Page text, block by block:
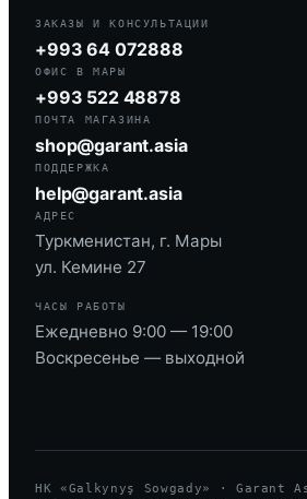
ЗАКАЗЫ И КОНСУЛЬТАЦИИ
+993 64 072888
ОФИС В МАРЫ
+993 522 48878
ПОЧТА МАГАЗИНА
shop@garant.asia
ПОДДЕРЖКА
help@garant.asia
АДРЕС
Туркменистан, г. Мары
ул. Кемине 27
ЧАСЫ РАБОТЫ
Ежедневно 9:00 — 19:00
Воскресенье — выходной
HK «Galkynyş Sowgady» · Garant